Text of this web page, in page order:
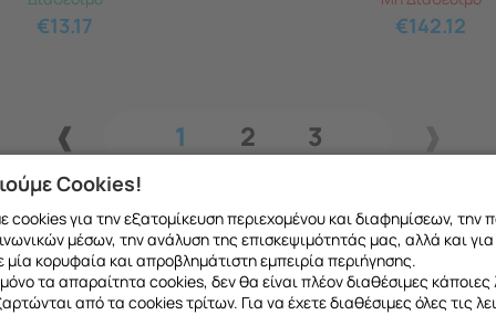
€13.17 €142.12
1 2 3
Cookies!
cookies για την εξατομίκευση περιεχομένου και διαφημίσεων, την
μέσων, την ανάλυση της επισκεψιμότητάς μας, αλλά και
κορυφαία και απροβλημάτιστη εμπειρία περιήγησης.
τα απαραίτητα cookies, δεν θα είναι πλέον διαθέσιμες κάποιες
από τα cookies τρίτων. Για να έχετε διαθέσιμες όλες τις